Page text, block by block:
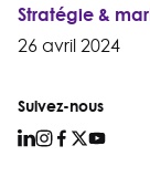
Stratégie &
26 avril 2024
Suivez-nous